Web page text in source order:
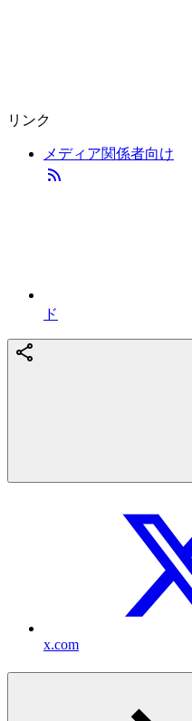
リンク
メディア関係者向け
ド
x.com